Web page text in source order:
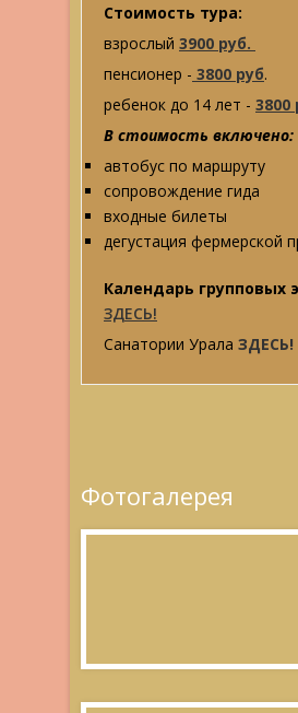
Стоимость тура:
взрослый 3900 руб.
пенсионер - 3800 руб.
ребенок до 14 лет - 3800
В стоимость включено:
автобус по маршруту
сопровождение гида
входные билеты
дегустация фермерской
Календарь групповых
ЗДЕСЬ!
Санатории Урала ЗДЕСЬ!
Фотогалерея